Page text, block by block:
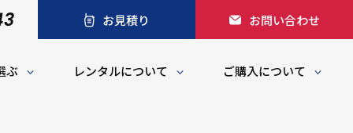
お見積り お問い合わせ
ぶ レンタルについて ご購入について